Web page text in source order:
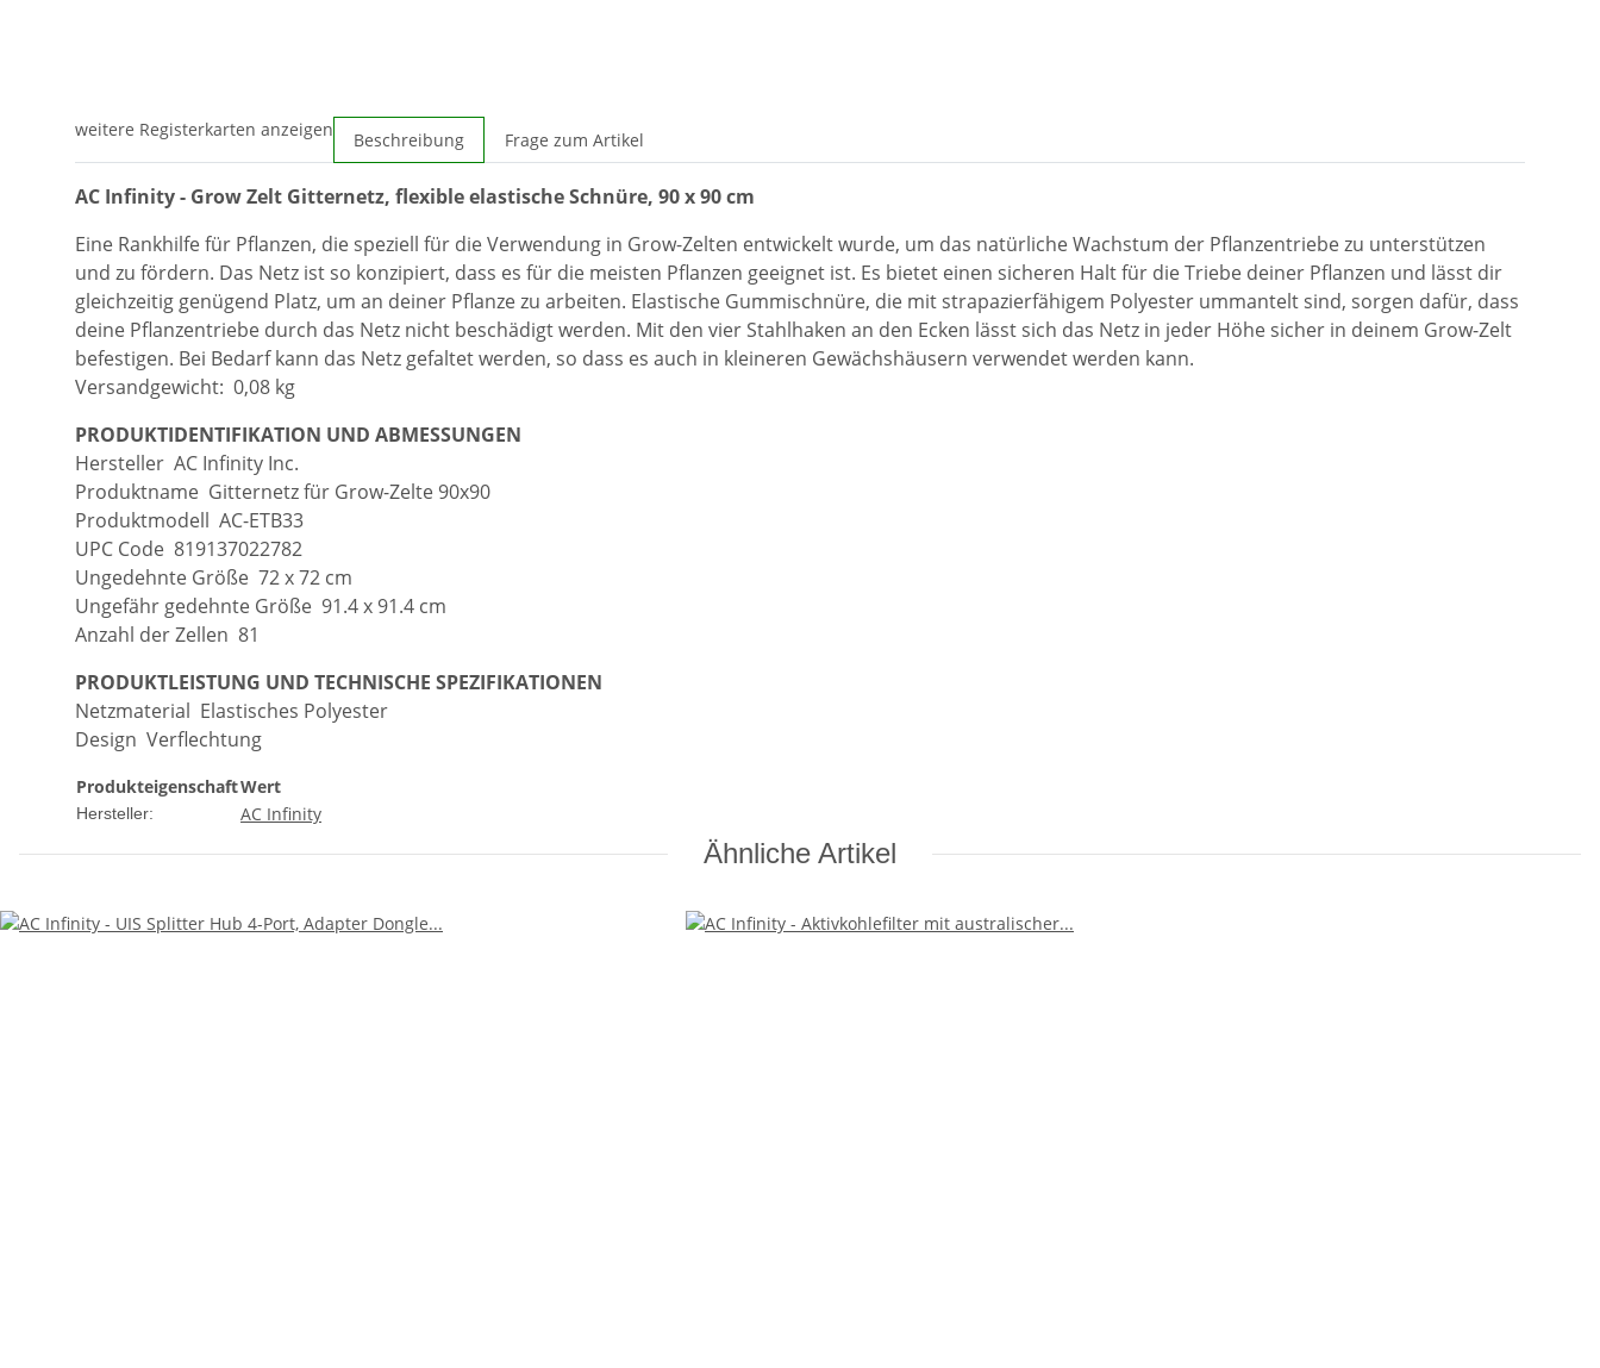
weitere Registerkarten anzeigen Beschreibung Frage zum Artikel
AC Infinity - Grow Zelt Gitternetz, flexible elastische Schnüre, 90 x 90 cm
Eine Rankhilfe für Pflanzen, die speziell für die Verwendung in Grow-Zelten entwickelt wurde, um das natürliche Wachstum der Pflanzentriebe zu unterstützen
und zu fördern. Das Netz ist so konzipiert, dass es für die meisten Pflanzen geeignet ist. Es bietet einen sicheren Halt für die Triebe deiner Pflanzen und lässt dir
gleichzeitig genügend Platz, um an deiner Pflanze zu arbeiten. Elastische Gummischnüre, die mit strapazierfähigem Polyester ummantelt sind, sorgen dafür, dass
deine Pflanzentriebe durch das Netz nicht beschädigt werden. Mit den vier Stahlhaken an den Ecken lässt sich das Netz in jeder Höhe sicher in deinem Grow-Zelt
befestigen. Bei Bedarf kann das Netz gefaltet werden, so dass es auch in kleineren Gewächshäusern verwendet werden kann.
Versandgewicht: 0,08 kg
PRODUKTIDENTIFIKATION UND ABMESSUNGEN
Hersteller AC Infinity Inc.
Produktname Gitternetz für Grow-Zelte 90x90
Produktmodell AC-ETB33
UPC Code 819137022782
Ungedehnte Größe 72 x 72 cm
Ungefähr gedehnte Größe 91.4 x 91.4 cm
Anzahl der Zellen 81
PRODUKTLEISTUNG UND TECHNISCHE SPEZIFIKATIONEN
Netzmaterial Elastisches Polyester
Design Verflechtung
ProdukteigenschaftWert
Hersteller: AC Infinity
Ähnliche Artikel